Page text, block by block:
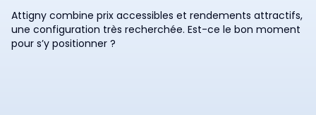
Attigny combine prix accessibles et rendements attractifs,
une configuration très recherchée. Est-ce le bon moment
pour s’y positionner ?